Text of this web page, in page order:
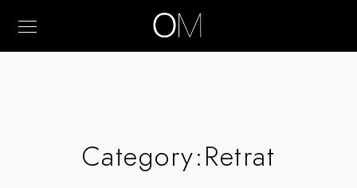
Category:Retrat